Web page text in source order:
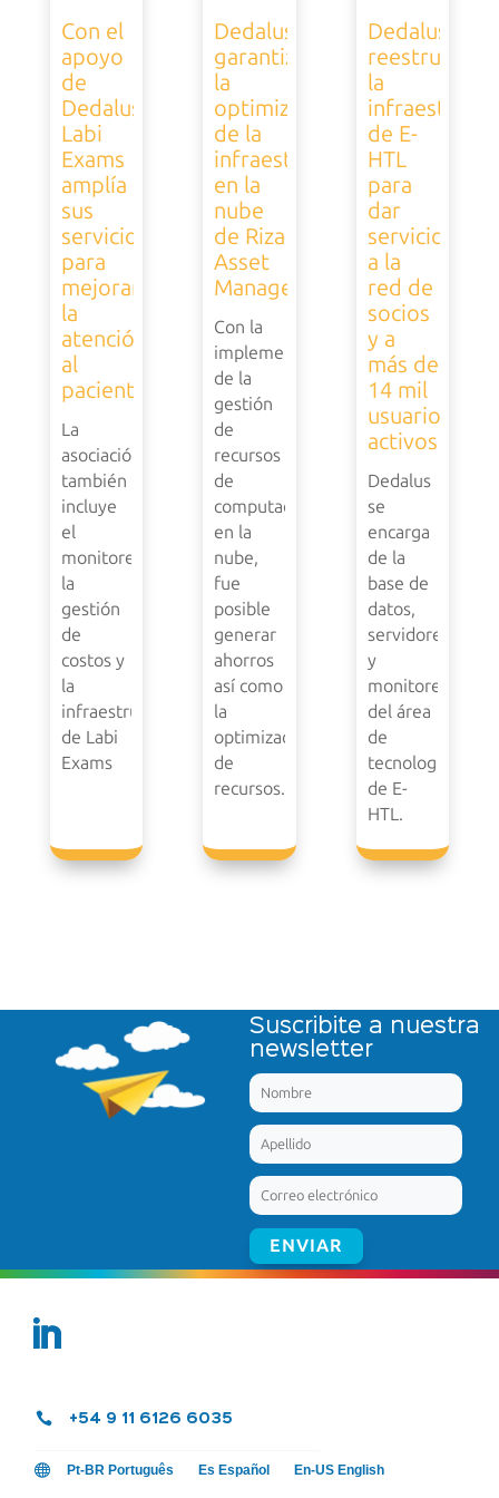
Con el
apoyo
de
Dedalus,
Labi
Exams
amplía
sus
servicios
para
mejorar
la
atención
al
paciente
La
asociación
también
incluye
el
monitoreo,
la
gestión
de
costos y
la
infraestructura
de Labi
Exams
Dedalus
garantiza
la
optimización
de la
infraestructura
en la
nube
de Riza
Asset
Management
Con la
implementación
de la
gestión
de
recursos
de
computación
en la
nube,
fue
posible
generar
ahorros
así como
la
optimización
de
recursos.
Dedalus
reestructura
la
de E-
HTL
para
dar
servicio
a la
red de
socios
y a
más de
14 mil
usuarios
activos
Dedalus
se
encarga
de la
base de
datos,
servidores
y
monitoreo
del área
de
tecnología
de E-
HTL.
Suscribite a nuestra
newsletter
 +54 9 11 6126 6035
 Pt-BR Português Es Español En-US English